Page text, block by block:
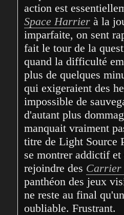
Space Harrier à la
imparfaite, on sent
fait le tour de la
quand la difficulté
plus de quelques
qui exigeraient des
impossible de
d'autant plus
manquait vraiment
titre de Light Source
se montrer addictif
rejoindre des Carrier
panthéon des jeux
ne reste au final
oubliable. Frustrant.